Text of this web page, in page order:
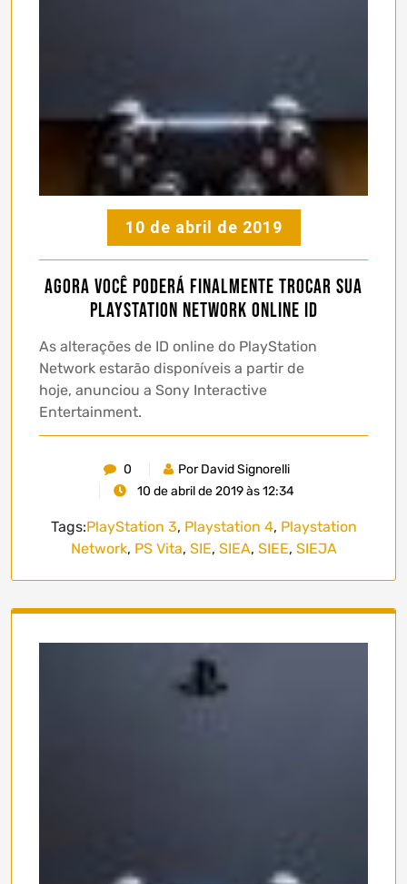
10 de abril de 2019
Agora você poderá finalmente trocar sua
PlayStation Network Online ID
As alterações de ID online do PlayStation
Network estarão disponíveis a partir de
hoje, anunciou a Sony Interactive
Entertainment.
0
Por David Signorelli
10 de abril de 2019 às 12:34
Tags:PlayStation 3, Playstation 4, Playstation
Network, PS Vita, SIE, SIEA, SIEE, SIEJA